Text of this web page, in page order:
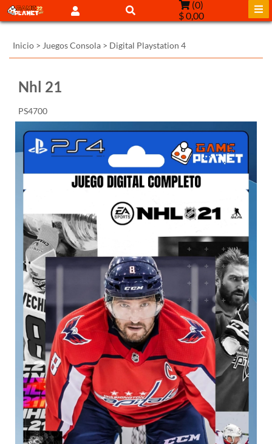
(0)
$ 0,00
Inicio > Juegos Consola > Digital Playstation 4
Nhl 21
PS4700